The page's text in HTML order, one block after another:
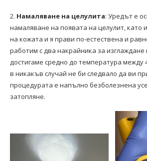
2. Намаляване на целулита: Уредът е
намаляване на появата на целулит, като
на кожата и я прави по-естествена и
работим с два накрайника за изглаждане
достигаме средно до температура между
в никакъв случай не би следвало да ви
процедурата е напълно безболезнена
затопляне.